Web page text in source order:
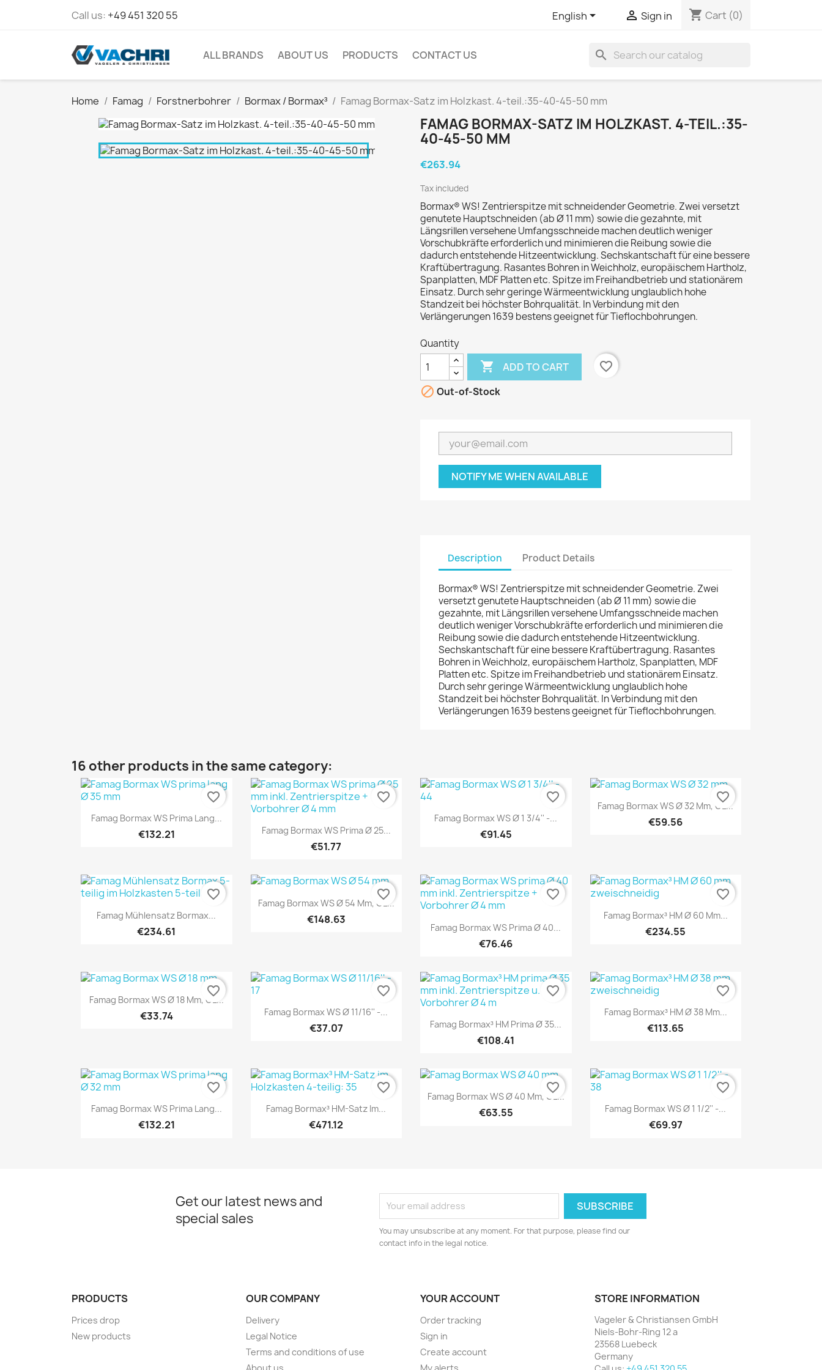
Call us: +49 451 320 55 English  Sign in shopping_cart Cart (0)
ALL BRANDS ABOUT US PRODUCTS CONTACT US search
Home Famag Forstnerbohrer Bormax / Bormax³ Famag Bormax-Satz im Holzkast. 4-teil.:35-40-45-50 mm
FAMAG BORMAX-SATZ IM HOLZKAST. 4-TEIL.:35-
40-45-50 MM
€263.94
Tax included
Bormax® WS! Zentrierspitze mit schneidender Geometrie. Zwei versetzt
genutete Hauptschneiden (ab Ø 11 mm) sowie die gezahnte, mit
Längsrillen versehene Umfangsschneide machen deutlich weniger
Vorschubkräfte erforderlich und minimieren die Reibung sowie die
dadurch entstehende Hitzeentwicklung. Sechskantschaft für eine bessere
Kraftübertragung. Rasantes Bohren in Weichholz, europäischem Hartholz,
Spanplatten, MDF Platten etc. Spitze im Freihandbetrieb und stationärem
Einsatz. Durch sehr geringe Wärmeentwicklung unglaublich hohe
Standzeit bei höchster Bohrqualität. In Verbindung mit den
Verlängerungen 1639 bestens geeignet für Tieflochbohrungen.
Quantity
 ADD TO CART
favorite_border
 Out-of-Stock
NOTIFY ME WHEN AVAILABLE
Description Product Details
Bormax® WS! Zentrierspitze mit schneidender Geometrie. Zwei
versetzt genutete Hauptschneiden (ab Ø 11 mm) sowie die
gezahnte, mit Längsrillen versehene Umfangsschneide machen
deutlich weniger Vorschubkräfte erforderlich und minimieren die
Reibung sowie die dadurch entstehende Hitzeentwicklung.
Sechskantschaft für eine bessere Kraftübertragung. Rasantes
Bohren in Weichholz, europäischem Hartholz, Spanplatten, MDF
Platten etc. Spitze im Freihandbetrieb und stationärem Einsatz.
Durch sehr geringe Wärmeentwicklung unglaublich hohe
Standzeit bei höchster Bohrqualität. In Verbindung mit den
Verlängerungen 1639 bestens geeignet für Tieflochbohrungen.
16 other products in the same category:
Quick view
Famag Bormax WS Prima Lang...
€132.21
favorite_border
Quick view
Famag Bormax WS Prima Ø 25...
€51.77
favorite_border
Quick view
Famag Bormax WS Ø 1 3/4'' -...
€91.45
favorite_border Quick view
Famag Bormax WS Ø 32 Mm, GL...
€59.56
favorite_border
Quick view
Famag Mühlensatz Bormax...
€234.61
favorite_border Quick view
Famag Bormax WS Ø 54 Mm, GL...
€148.63
favorite_border
Quick view
Famag Bormax WS Prima Ø 40...
€76.46
favorite_border
Quick view
Famag Bormax³ HM Ø 60 Mm...
€234.55
favorite_border
Quick view
Famag Bormax WS Ø 18 Mm, GL...
€33.74
favorite_border
Quick view
Famag Bormax WS Ø 11/16'' -...
€37.07
favorite_border
Quick view
Famag Bormax³ HM Prima Ø 35...
€108.41
favorite_border
Quick view
Famag Bormax³ HM Ø 38 Mm...
€113.65
favorite_border
Quick view
Famag Bormax WS Prima Lang...
€132.21
favorite_border
Quick view
Famag Bormax³ HM-Satz Im...
€471.12
favorite_border Quick view
Famag Bormax WS Ø 40 Mm, GL...
€63.55
favorite_border
Quick view
Famag Bormax WS Ø 1 1/2'' -...
€69.97
favorite_border
Get our latest news and
special sales
You may unsubscribe at any moment. For that purpose, please find our
contact info in the legal notice.
PRODUCTS
Prices drop
New products
OUR COMPANY
Delivery
Legal Notice
Terms and conditions of use
About us
YOUR ACCOUNT
Order tracking
Sign in
Create account
My alerts
STORE INFORMATION
Vageler & Christiansen GmbH
Niels-Bohr-Ring 12 a
23568 Luebeck
Germany